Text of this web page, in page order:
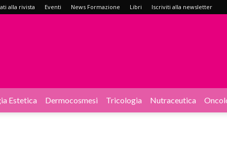
alla rivista Eventi News Formazione Libri Iscriviti alla newsletter
Estetica Dermocosmesi Tricologia Nutraceutica